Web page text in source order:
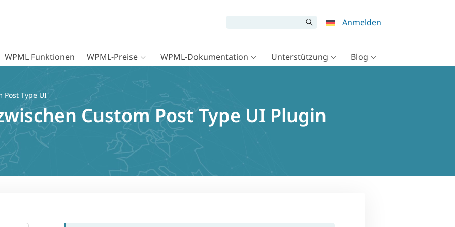
Anmelden
WPML Funktionen WPML-Preise WPML-Dokumentation Unterstützung Blog
Post Type UI
Custom Post Type UI Plugin